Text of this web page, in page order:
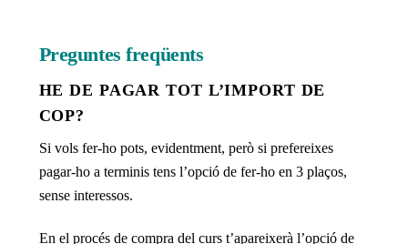
Preguntes freqüents
HE DE PAGAR TOT L’IMPORT DE
COP?
Si vols fer-ho pots, evidentment, però si prefereixes
pagar-ho a terminis tens l’opció de fer-ho en 3 plaços,
sense interessos.
En el procés de compra del curs t’apareixerà l’opció de